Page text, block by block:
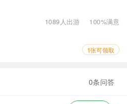
1089人出游 100%满意
1张可领取
0条问答